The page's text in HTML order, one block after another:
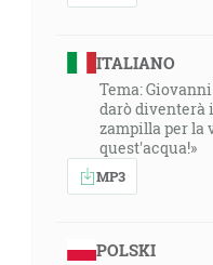
ITALIANO
Tema:
darò diventerà
zampilla per la
quest'acqua!»
MP3
POLSKI